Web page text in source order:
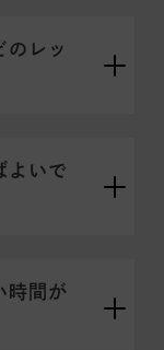
のレッ
よいで
時間が